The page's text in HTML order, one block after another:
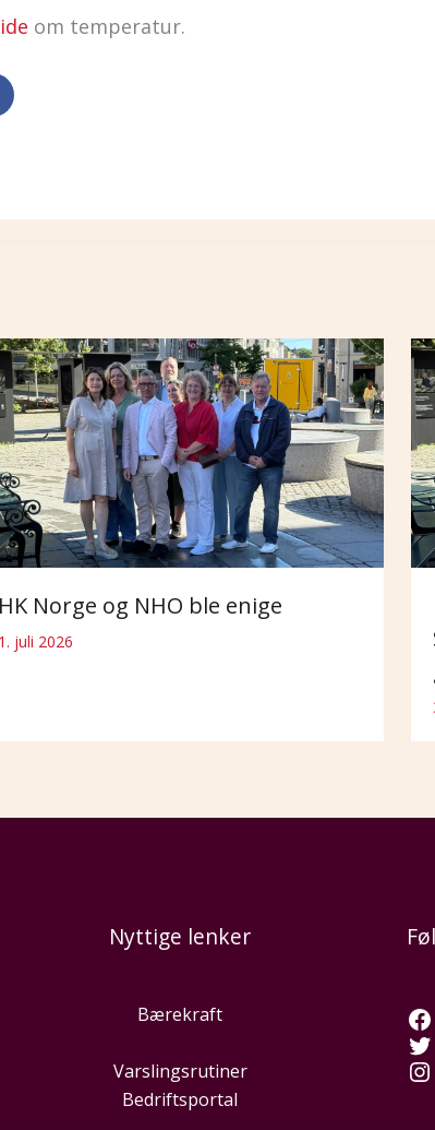
om temperatur.
HK Norge og NHO ble enige
1. juli 2026
Nyttige lenker
Bærekraft
Varslingsrutiner
Bedriftsportal